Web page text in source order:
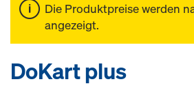
Die Produktpreise werden
angezeigt.
DoKart plus